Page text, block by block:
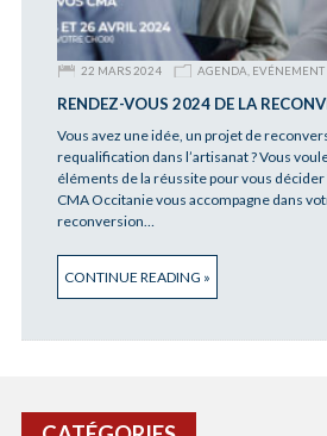
22 MARS 2024 AGENDA, EVÉNEMENT
RENDEZ-VOUS 2024 DE LA
Vous avez une idée, un projet de
requalification dans l’artisanat ? Vous
éléments de la réussite pour vous décider
CMA Occitanie vous accompagne dans
reconversion…
CONTINUE READING »